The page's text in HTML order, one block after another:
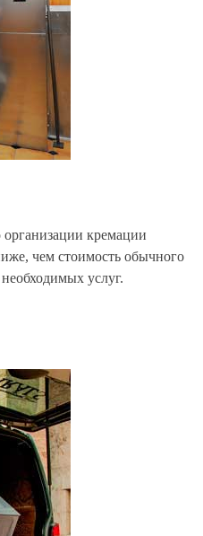
организации кремации
чем стоимость обычного
услуг.